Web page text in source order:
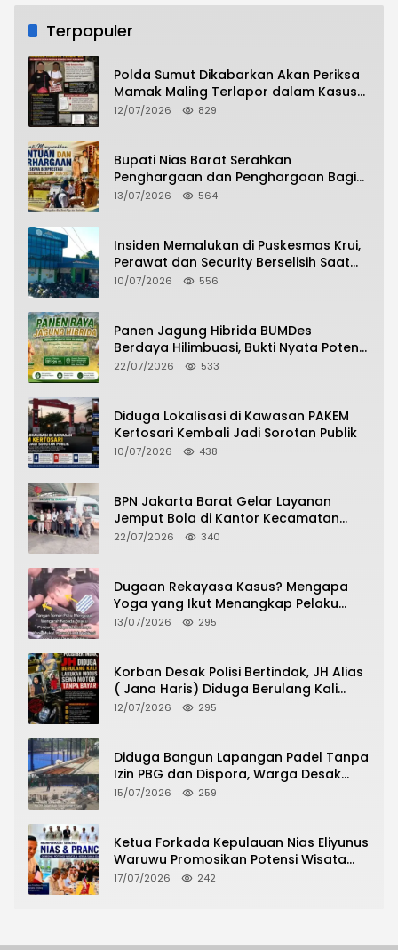
Terpopuler
Polda Sumut Dikabarkan Akan Periksa
Mamak Maling Terlapor dalam Kasus
Dugaan Penipuan Bermodus Surat
12/07/2026 829
Bupati Nias Barat Serahkan
Penghargaan dan Penghargaan Bagi
Siswa Berprestasi Pada Pembukaan TA
13/07/2026 564
Insiden Memalukan di Puskesmas Krui,
Perawat dan Security Berselisih Saat
Pelayanan Pasien Berlangsung
10/07/2026 556
Panen Jagung Hibrida BUMDes
Berdaya Hilimbuasi, Bukti Nyata Potensi
Pertanian Desa
22/07/2026 533
Diduga Lokalisasi di Kawasan PAKEM
Kertosari Kembali Jadi Sorotan Publik
10/07/2026 438
BPN Jakarta Barat Gelar Layanan
Jemput Bola di Kantor Kecamatan
Grogol Petamburan, Warga Antusias
22/07/2026 340
Dugaan Rekayasa Kasus? Mengapa
Yoga yang Ikut Menangkap Pelaku
Pencurian Toko Ponsel di Pancur Batu
13/07/2026 295
Korban Desak Polisi Bertindak, JH Alias
( Jana Haris) Diduga Berulang Kali
Lakukan Modus Sewa Motor Tanpa
12/07/2026 295
Diduga Bangun Lapangan Padel Tanpa
Izin PBG dan Dispora, Warga Desak
CKTRP dan Dispora Jakarta Barat
15/07/2026 259
Ketua Forkada Kepulauan Nias Eliyunus
Waruwu Promosikan Potensi Wisata
Nias di Hadapan Dubes Prancis
17/07/2026 242